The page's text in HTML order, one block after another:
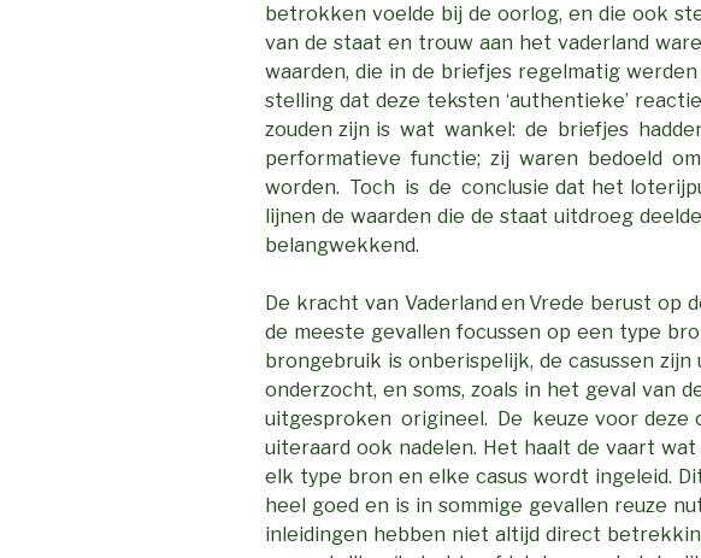
betrokken voelde bij de oorlog, en die ook
van de staat en trouw aan het vaderland
waarden, die in de briefjes regelmatig werden
stelling dat deze teksten ‘authentieke’
zouden zijn is wat wankel: de briefjes
performatieve functie; zij waren bedoeld
worden. Toch is de conclusie dat het
lijnen de waarden die de staat uitdroeg
belangwekkend.
De kracht van Vaderland en Vrede berust op
de meeste gevallen focussen op een type
brongebruik is onberispelijk, de casussen zijn
onderzocht, en soms, zoals in het geval van
uitgesproken origineel. De keuze voor deze
uiteraard ook nadelen. Het haalt de vaart
elk type bron en elke casus wordt ingeleid.
heel goed en is in sommige gevallen reuze
inleidingen hebben niet altijd direct